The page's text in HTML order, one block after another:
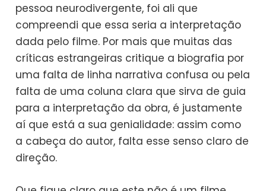
pessoa neurodivergente, foi ali que
compreendi que essa seria a interpretação
dada pelo filme. Por mais que muitas das
críticas estrangeiras critique a biografia por
uma falta de linha narrativa confusa ou pela
falta de uma coluna clara que sirva de guia
para a interpretação da obra, é justamente
aí que está a sua genialidade: assim como
a cabeça do autor, falta esse senso claro de
direção.